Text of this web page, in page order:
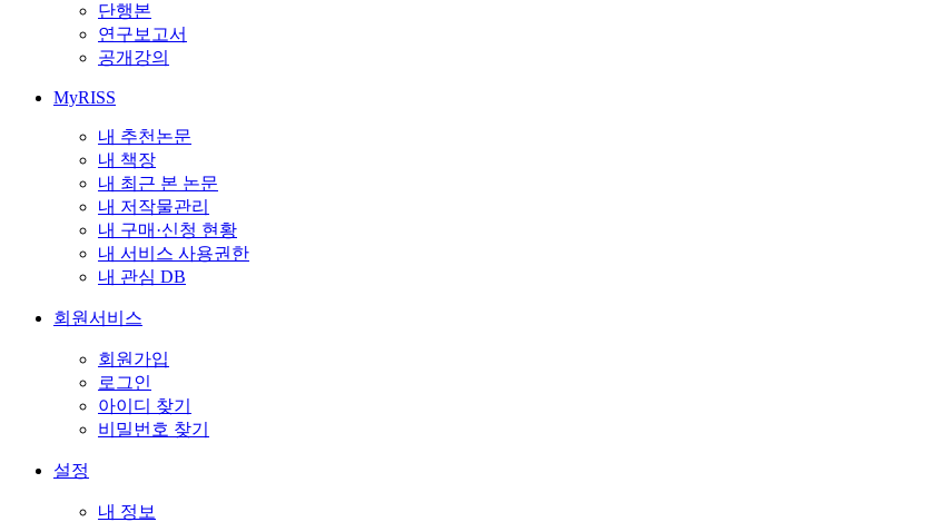
단행본
연구보고서
공개강의
MyRISS
내 추천논문
내 책장
내 최근 본 논문
내 저작물관리
내 구매·신청 현황
내 서비스 사용권한
내 관심 DB
회원서비스
회원가입
로그인
아이디 찾기
비밀번호 찾기
설정
내 정보